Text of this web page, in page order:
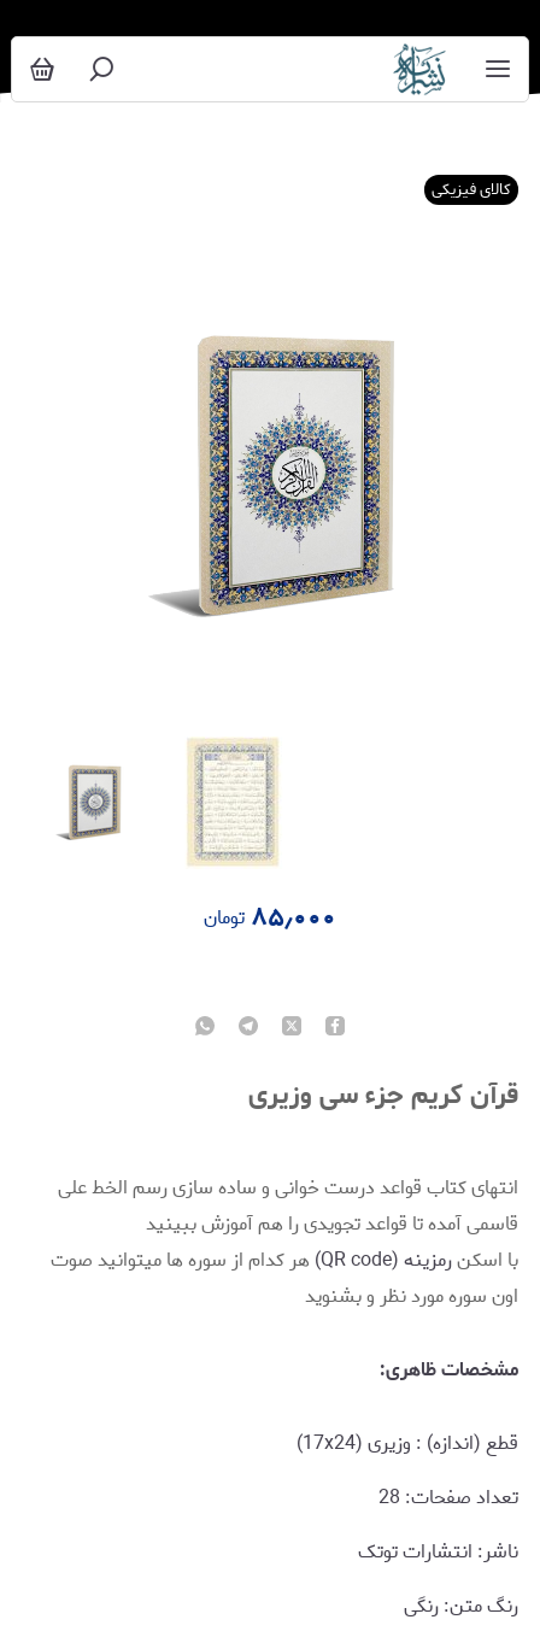
کالای فیزیکی
۸۵٫۰۰۰ تومان
قرآن کریم جزء سی وزیری
انتهای کتاب قواعد درست خوانی و ساده سازی رسم الخط علی
قاسمی آمده تا قواعد تجویدی را هم آموزش ببینید
با اسکنرمزینه (QR code)
هر کدام از سوره ها میتوانید صوت
اون سوره مورد نظر و بشنوید
مشخصات ظاهری:
قطع (اندازه) : وزیری (17x24)
تعداد صفحات: 28
ناشر: انتشارات توتک
رنگ متن: رنگی